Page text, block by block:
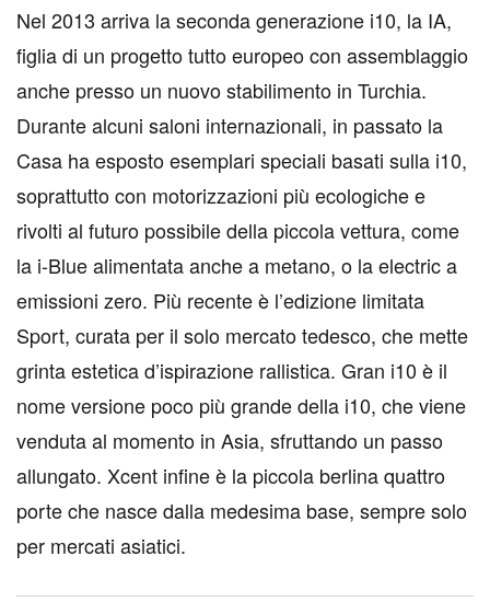
Nel 2013 arriva la seconda generazione i10, la IA,
figlia di un progetto tutto europeo con assemblaggio
anche presso un nuovo stabilimento in Turchia.
Durante alcuni saloni internazionali, in passato la
Casa ha esposto esemplari speciali basati sulla i10,
soprattutto con motorizzazioni più ecologiche e
rivolti al futuro possibile della piccola vettura, come
la i-Blue alimentata anche a metano, o la electric a
emissioni zero. Più recente è l’edizione limitata
Sport, curata per il solo mercato tedesco, che mette
grinta estetica d’ispirazione rallistica. Gran i10 è il
nome versione poco più grande della i10, che viene
venduta al momento in Asia, sfruttando un passo
allungato. Xcent infine è la piccola berlina quattro
porte che nasce dalla medesima base, sempre solo
per mercati asiatici.